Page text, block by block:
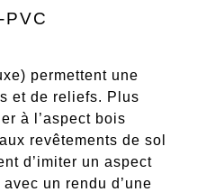
permettent une
et de reliefs. Plus
à l’aspect bois
revêtements de sol
d’imiter un aspect
un rendu d’une